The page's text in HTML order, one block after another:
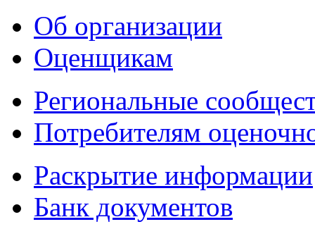
Об организации
Оценщикам
Региональные
Потребителям
Раскрытие информации
Банк документов